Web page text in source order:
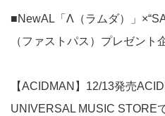
■NewAL「Λ（ラムダ）」
（ファストパス）プレゼント
【ACIDMAN】12/13発売
UNIVERSAL MUSIC STORE